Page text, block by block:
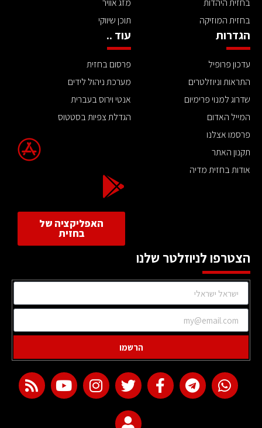
בחזית היהדות
בחזית המוזיקה
מזג אוויר
תוכן שיווקי
הגדרות
עדכון פרופיל
התראות וניוזלטרים
שדרוג למנוי פרימיום
המייל האדום
פרסמו אצלנו
תקנון האתר
אודות בחזית מדיה
עוד ..
פרסום בחזית
מערכת ניהול לידים
אנטי וירוס בעברית
הגדלת צפיות בסטטוס
האפליקציה של
בחזית
הצטרפו לניוזלטר שלנו
הרשמו